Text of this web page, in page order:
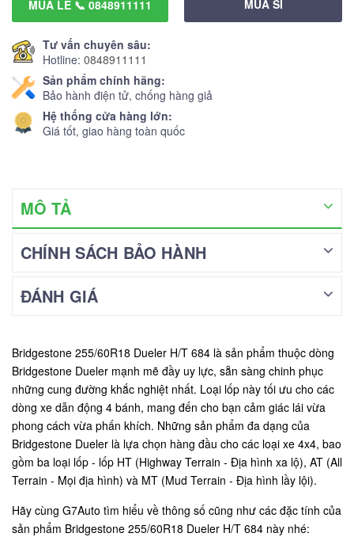
MUA LẺ 📞 0848911111 MUA SỈ
Tư vấn chuyên sâu:
Hotline: 0848911111
Sản phẩm chính hãng:
Bảo hành điện tử, chống hàng giả
Hệ thống cửa hàng lớn:
Giá tốt, giao hàng toàn quốc
MÔ TẢ
CHÍNH SÁCH BẢO HÀNH
ĐÁNH GIÁ
Bridgestone 255/60R18 Dueler H/T 684 là sản phẩm thuộc dòng
Bridgestone Dueler mạnh mẽ đầy uy lực, sẵn sàng chinh phục
những cung đường khắc nghiệt nhất. Loại lốp này tối ưu cho các
dòng xe dẫn động 4 bánh, mang đến cho bạn cảm giác lái vừa
phong cách vừa phấn khích. Những sản phẩm đa dạng của
Bridgestone Dueler là lựa chọn hàng đầu cho các loại xe 4x4, bao
gồm ba loại lốp - lốp HT (Highway Terrain - Địa hình xa lộ), AT (All
Terrain - Mọi địa hình) và MT (Mud Terrain - Địa hình lầy lội).
Hãy cùng G7Auto tìm hiểu về thông số cũng như các đặc tính của
sản phẩm Bridgestone 255/60R18 Dueler H/T 684 này nhé: